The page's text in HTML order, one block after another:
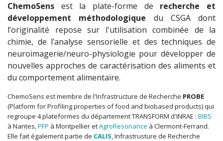
ChemoSens est la plate-forme de recherche et
développement méthodologique du CSGA dont
l’originalité repose sur l'utilisation combinée de la
chimie, de l’analyse sensorielle et des techniques de
neuroimagerie/neuro-physiologie pour développer de
nouvelles approches de caractérisation des aliments et
du comportement alimentaire.
ChemoSens est membre de l'Infrastructure de Recherche PROBE
(Platform for Profiling properties of food and biobased products) qui
regroupe 4 plateformes du département TRANSFORM d'INRAE : BIBS
à Nantes,PFP à Montpellier etAgroResonance à Clermont-Ferrand.
Elle fait également partie de CALIS, Infrastrusture de Recherche